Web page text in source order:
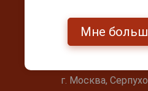
г. Москва,
Мне